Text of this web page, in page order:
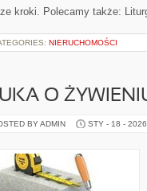
kroki. Polecamy także:
NIERUCHOMOŚCI
O
BY ADMIN STY - 18 - 2026